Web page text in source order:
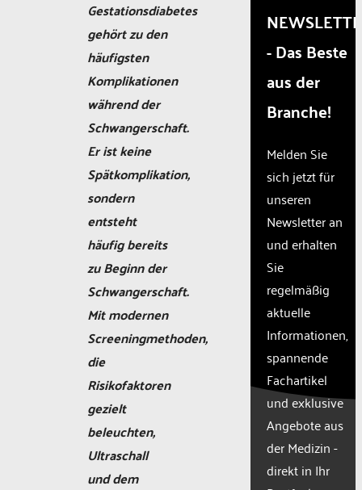
Gestationsdiabetes
gehört zu den
häufigsten
Komplikationen
während der
Schwangerschaft.
Er ist keine
Spätkomplikation,
sondern
entsteht
häufig bereits
zu Beginn der
Schwangerschaft.
Mit modernen
Screeningmethoden,
die
Risikofaktoren
gezielt
beleuchten,
Ultraschall
und dem
that
are
not
disclosed
to the
The
owner
needs
to
setup
the
site
with
CMP
to add
content
to the
list of
used.
Powered
Consent
- Das Beste
aus der
Branche!
Melden Sie
sich jetzt für
unseren
Newsletter an
und erhalten
Sie
regelmäßig
aktuelle
Informationen,
spannende
Fachartikel
und exklusive
Angebote aus
der Medizin -
direkt in Ihr